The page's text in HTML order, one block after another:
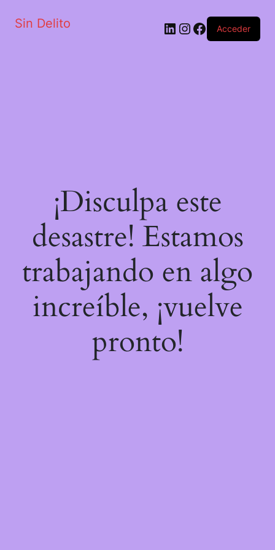
Sin Delito Acceder
¡Disculpa este
desastre! Estamos
trabajando en algo
increíble, ¡vuelve
pronto!